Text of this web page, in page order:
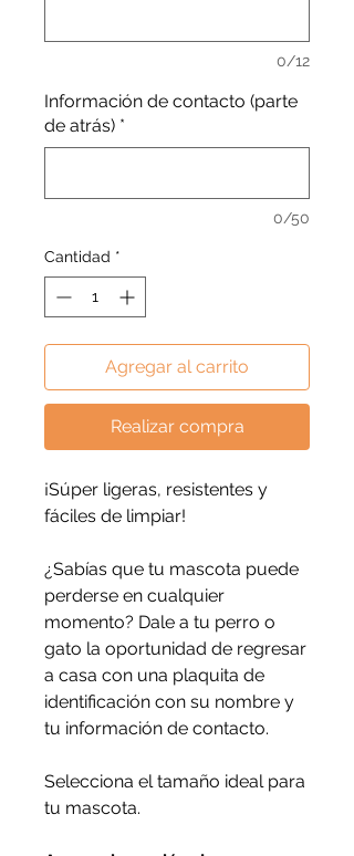
0/12
Información de contacto (parte
de atrás) *
0/50
Cantidad *
Agregar al carrito
Realizar compra
¡Súper ligeras, resistentes y
fáciles de limpiar!
¿Sabías que tu mascota puede
perderse en cualquier
momento? Dale a tu perro o
gato la oportunidad de regresar
a casa con una plaquita de
identificación con su nombre y
tu información de contacto.
Selecciona el tamaño ideal para
tu mascota.